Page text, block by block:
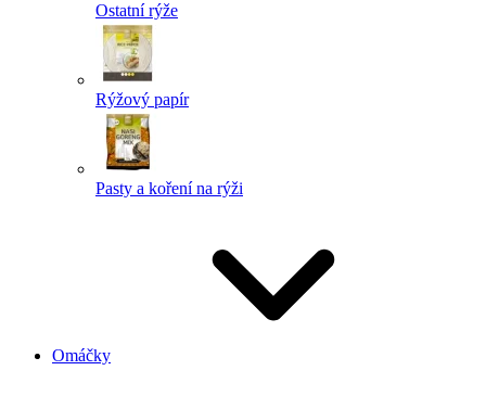
Ostatní rýže
Rýžový papír
Pasty a koření na rýži
Omáčky